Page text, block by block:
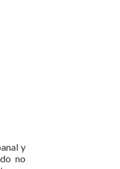
y
no